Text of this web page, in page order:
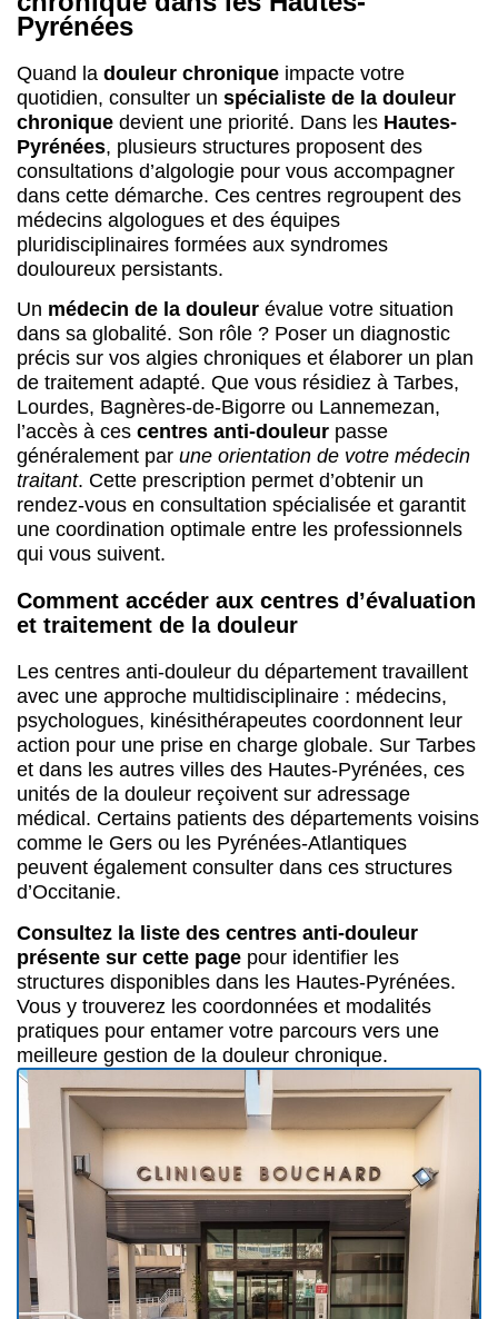
Unmédecin de la douleurévalue votre situation
dans sa globalité. Son rôle ? Poser un diagnostic
précis sur vos algies chroniques et élaborer un plan
de traitement adapté. Que vous résidiez à Tarbes,
Lourdes, Bagnères-de-Bigorre ou Lannemezan,
l’accès à cescentres anti-douleur passe
généralement parune orientation de votre médecin
traitant. Cette prescription permet d’obtenir un
rendez-vous en consultation spécialisée et garantit
une coordination optimale entre les professionnels
qui vous suivent.
Comment accéder aux centres d’évaluation
et traitement de la douleur
Les centres anti-douleur du département travaillent
avec une approche multidisciplinaire : médecins,
psychologues, kinésithérapeutes coordonnent leur
action pour une prise en charge globale. Sur Tarbes
et dans les autres villes des Hautes-Pyrénées, ces
unités de la douleur reçoivent sur adressage
médical. Certains patients des départements voisins
comme le Gers ou les Pyrénées-Atlantiques
peuvent également consulter dans ces structures
d’Occitanie.
Consultez la liste des centres anti-douleur
présente sur cette page
pour identifier les
structures disponibles dans les Hautes-Pyrénées.
Vous y trouverez les coordonnées et modalités
pratiques pour entamer votre parcours vers une
meilleure gestion de la douleur chronique.
Hautes-Pyrénées Occitanie Tarbes
Clinique Bouchard - ELSAN
Le centre anti-douleur de la Clinique Bouchard
à Marseille propose une prise en charge des
douleurs chroniques et aiguës adaptée à votre
situation.